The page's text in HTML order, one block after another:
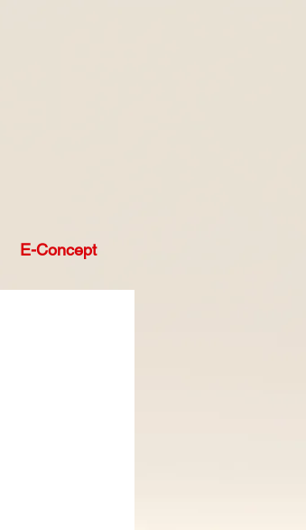
E-Concept